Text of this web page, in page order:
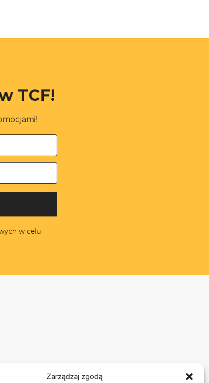
Zarządzaj zgodą
TCF!
w celu